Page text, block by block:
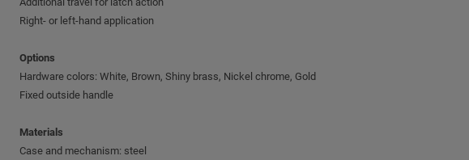
Right- or left-hand application
Options
Hardware colors: White, Brown, Shiny brass, Nickel chrome, Gold
Fixed outside handle
Materials
Case and mechanism: steel